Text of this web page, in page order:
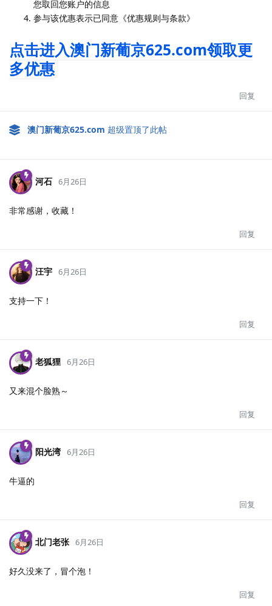
您取回您账户的信息
参与该优惠表示已同意《优惠规则与条款》
点击进入澳门新葡京625.com领取更
多优惠
回复
澳门新葡京625.​com 超级置顶了此帖
河石 6月26日
非常感谢，收藏！
回复
汪宇 6月26日
支持一下！
回复
老狐狸 6月26日
又来混个脸熟～
回复
阳光湾 6月26日
牛逼的
回复
北门老张 6月26日
好久没来了，冒个泡！
回复